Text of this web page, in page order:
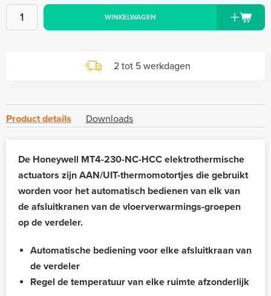
WINKELWAGEN
2 tot 5 werkdagen
Product details Downloads
De Honeywell MT4-230-NC-HCC elektrothermische
actuators zijn AAN/UIT-thermomotortjes die gebruikt
worden voor het automatisch bedienen van elk van
de afsluitkranen van de vloerverwarmings-groepen
op de verdeler.
Automatische bediening voor elke afsluitkraan van
de verdeler
Regel de temperatuur van elke ruimte afzonderlijk